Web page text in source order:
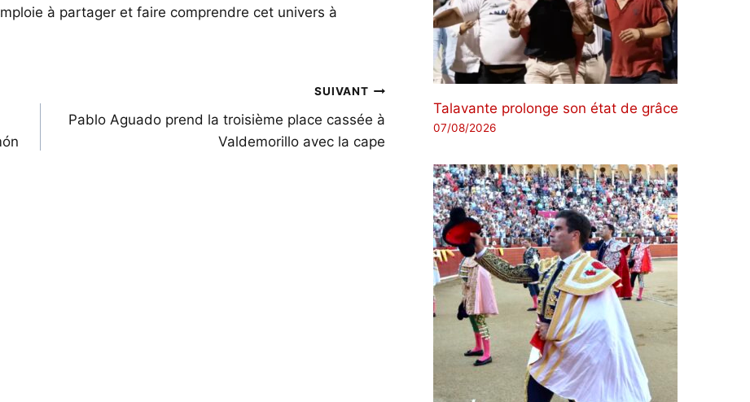
à partager et faire comprendre cet univers à
SUIVANT
Pablo Aguado prend la troisième place cassée à
Valdemorillo avec la cape
Talavante prolonge son état de grâce
07/08/2026